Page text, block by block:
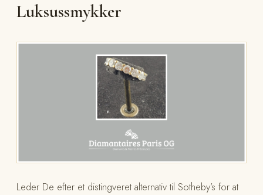
Luksussmykker
Leder De efter et distingveret alternativ til Sotheby’s for at